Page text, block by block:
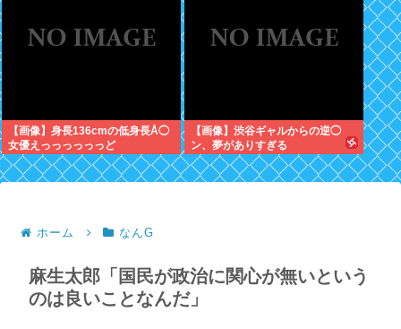
【画像】身長136cmの低身長Å◯
女優えっっっっっっど
【画像】渋谷ギャルからの逆◯
ン、夢がありすぎる
ホーム なんG
麻生太郎「国民が政治に関心が無いという
のは良いことなんだ」